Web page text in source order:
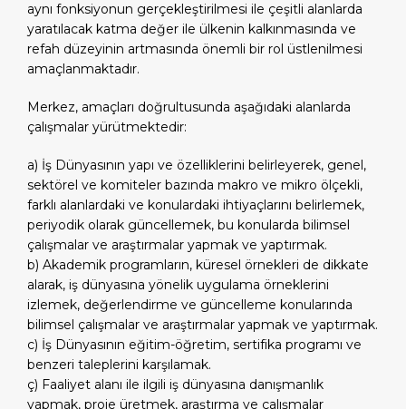
aynı fonksiyonun gerçekleştirilmesi ile çeşitli alanlarda
yaratılacak katma değer ile ülkenin kalkınmasında ve
refah düzeyinin artmasında önemli bir rol üstlenilmesi
amaçlanmaktadır.
Merkez, amaçları doğrultusunda aşağıdaki alanlarda
çalışmalar yürütmektedir:
a) İş Dünyasının yapı ve özelliklerini belirleyerek, genel,
sektörel ve komiteler bazında makro ve mikro ölçekli,
farklı alanlardaki ve konulardaki ihtiyaçlarını belirlemek,
periyodik olarak güncellemek, bu konularda bilimsel
çalışmalar ve araştırmalar yapmak ve yaptırmak.
b) Akademik programların, küresel örnekleri de dikkate
alarak, iş dünyasına yönelik uygulama örneklerini
izlemek, değerlendirme ve güncelleme konularında
bilimsel çalışmalar ve araştırmalar yapmak ve yaptırmak.
c) İş Dünyasının eğitim-öğretim, sertifika programı ve
benzeri taleplerini karşılamak.
ç) Faaliyet alanı ile ilgili iş dünyasına danışmanlık
yapmak, proje üretmek, araştırma ve çalışmalar